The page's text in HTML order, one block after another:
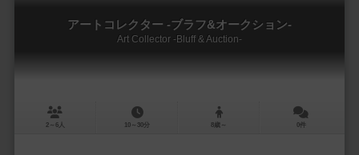
アートコレクター -ブラフ&オークション-
Art Collector -Bluff & Auction-
2～6人 10～30分 8歳～ 0件